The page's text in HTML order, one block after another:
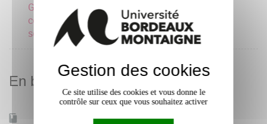
Grec moderne
consolidation A2
semestre 4
En bref
Mobilité d'études Oui
Gestion des cookies
Ce site utilise des cookies et vous donne le
contrôle sur ceux que vous souhaitez activer